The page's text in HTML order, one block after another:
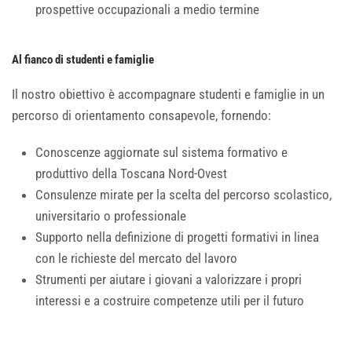
prospettive occupazionali a medio termine
Al fianco di studenti e famiglie
Il nostro obiettivo è accompagnare studenti e famiglie in un
percorso di orientamento consapevole, fornendo:
Conoscenze aggiornate sul sistema formativo e
produttivo della Toscana Nord-Ovest
Consulenze mirate per la scelta del percorso scolastico,
universitario o professionale
Supporto nella definizione di progetti formativi in linea
con le richieste del mercato del lavoro
Strumenti per aiutare i giovani a valorizzare i propri
interessi e a costruire competenze utili per il futuro